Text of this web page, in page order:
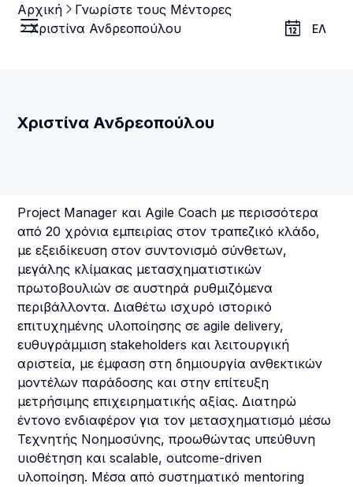
ΕΛ
Αρχική
Γνωρίστε τους Μέντορες
Χριστίνα Ανδρεοπούλου
Χριστίνα Ανδρεοπούλου
Project Manager και Agile Coach με περισσότερα
από 20 χρόνια εμπειρίας στον τραπεζικό κλάδο,
με εξειδίκευση στον συντονισμό σύνθετων,
μεγάλης κλίμακας μετασχηματιστικών
πρωτοβουλιών σε αυστηρά ρυθμιζόμενα
περιβάλλοντα. Διαθέτω ισχυρό ιστορικό
επιτυχημένης υλοποίησης σε agile delivery,
ευθυγράμμιση stakeholders και λειτουργική
αριστεία, με έμφαση στη δημιουργία ανθεκτικών
μοντέλων παράδοσης και στην επίτευξη
μετρήσιμης επιχειρηματικής αξίας. Διατηρώ
έντονο ενδιαφέρον για τον μετασχηματισμό μέσω
Τεχνητής Νοημοσύνης, προωθώντας υπεύθυνη
υιοθέτηση και scalable, outcome-driven
υλοποίηση. Μέσα από συστηματικό mentoring